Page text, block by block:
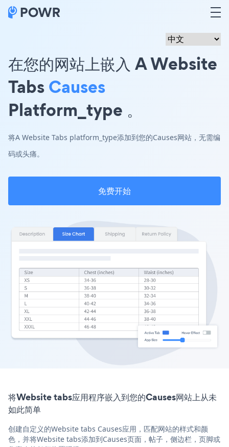
在您的网站上嵌入 A Website
TabsCauses
Platform_type 。
将A Website Tabs platform_type添加到您的Causes网站，无需编
码或头痛。
免费开始
将Website tabs应用程序嵌入到您的Causes网站上从未
如此简单
创建自定义的Website tabs Causes应用，匹配网站的样式和颜
色，并将Website tabs添加到Causes页面，帖子，侧边栏，页脚或